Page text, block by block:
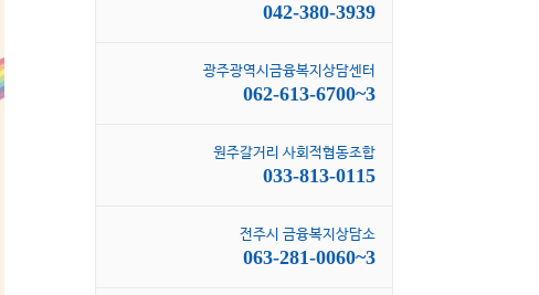
042-380-3939
광주광역시금융복지상담센터
062-613-6700~3
원주갈거리 사회적협동조합
033-813-0115
전주시 금융복지상담소
063-281-0060~3